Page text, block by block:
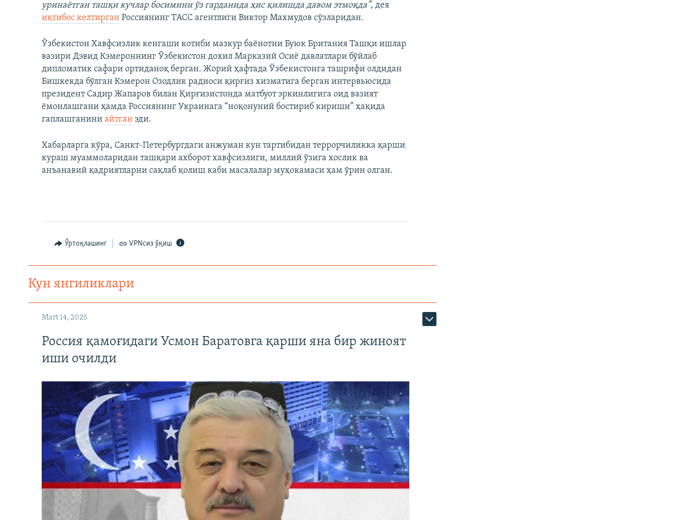
уринаётган ташқи кучлар босимини ўз гарданида ҳис қилишда давом этмоқда”, дея
иқтибос келтирган Россиянинг ТАСС агентлиги Виктор Махмудов сўзларидан.
Ўзбекистон Хавфсизлик кенгаши котиби мазкур баёнотни Буюк Британия Ташқи ишлар
вазири Дэвид Кэмероннинг Ўзбекистон дохил Марказий Осиё давлатлари бўйлаб
дипломатик сафари ортиданоқ берган. Жорий ҳафтада Ўзбекистонга ташрифи олдидан
Бишкекда бўлган Кэмерон Озодлик радиоси қирғиз хизматига берган интервьюсида
президент Садир Жапаров билан Қирғизистонда матбуот эркинлигига оид вазият
ёмонлашгани ҳамда Россиянинг Украинага “ноқонуний бостириб кириши” ҳақида
гаплашганини айтган эди.
Хабарларга кўра, Санкт-Петербургдаги анжуман кун тартибидан террорчиликка қарши
кураш муаммоларидан ташқари ахборот хавфсизлиги, миллий ўзига хослик ва
анъанавий қадриятларни сақлаб қолиш каби масалалар муҳокамаси ҳам ўрин олган.
Ўртоқлашинг VPNсиз ўқиш
Кун янгиликлари
Mart 14, 2025
Россия қамоғидаги Усмон Баратовга қарши яна бир жиноят
иши очилди